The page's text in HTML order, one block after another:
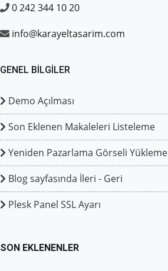
0 242 344 10 20
info@karayeltasarim.com
GENEL BILGILER
Demo Açılması
Son Eklenen Makaleleri Listeleme
Yeniden Pazarlama Görseli Yükleme
Blog sayfasında İleri - Geri
Plesk Panel SSL Ayarı
SON EKLENENLER